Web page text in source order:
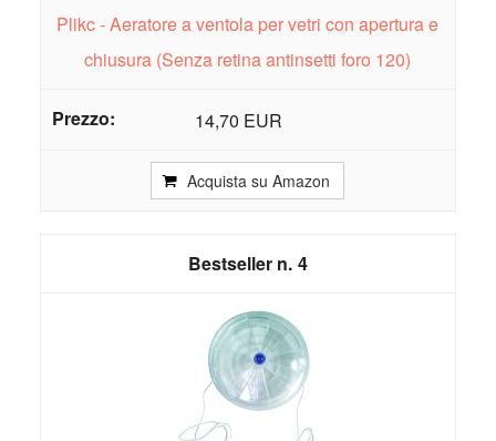
Plikc - Aeratore a ventola per vetri con apertura e
chiusura (Senza retina antinsetti foro 120)
14,70 EUR
Acquista su Amazon
4